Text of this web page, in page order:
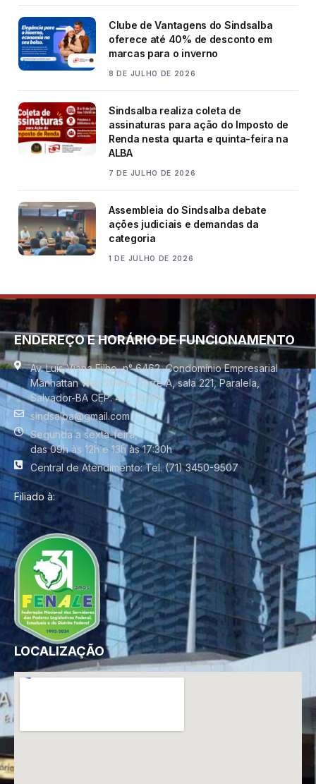
Clube de Vantagens do Sindsalba
oferece até 40% de desconto em
marcas para o inverno
8 DE JULHO DE 2026
Sindsalba realiza coleta de
assinaturas para ação do Imposto de
Renda nesta quarta e quinta-feira na
ALBA
7 DE JULHO DE 2026
Assembleia do Sindsalba debate
ações judiciais e demandas da
categoria
1 DE JULHO DE 2026
ENDEREÇO E HORÁRIO DE FUNCIONAMENTO
Av. Luís Viana Filho, n° 6462, Condomínio Empresarial
Manhattan Wall Street, Torre A, sala 221, Paralela,
Salvador-BA CEP. 41.730-101
sindsalba@gmail.com
Segunda a sexta-feira,
das 09h às 12h e 13h às 17:30h
Central de Atendimento: Tel. (71) 3450-9507
Filiado à:
LOCALIZAÇÃO